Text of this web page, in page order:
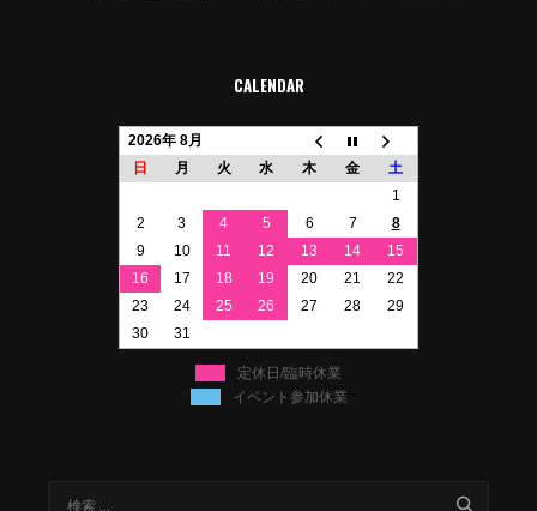
CALENDAR
2026年 8月
日
月 火 水 木 金
土
1
2
3 4 5 6 7
8
9
10 11 12 13 14
15
16
17 18 19 20 21
22
23
24 25 26 27 28
29
30
31
定休日/臨時休業
イベント参加休業